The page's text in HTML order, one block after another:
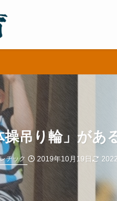
吊り輪」があ
チック 2019年10月19日